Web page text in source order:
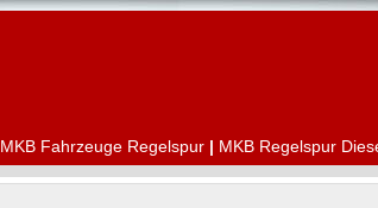
MKB Fahrzeuge Regelspur | MKB Regelspur